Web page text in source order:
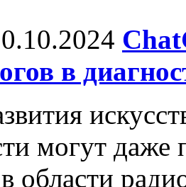
в
могут даже
области